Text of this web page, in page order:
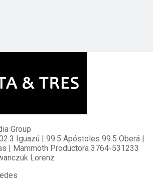
Group
Iguazú | 99.5 Apóstoles 99.5 Oberá |
| Mammoth Productora 3764-531233
Lorenz